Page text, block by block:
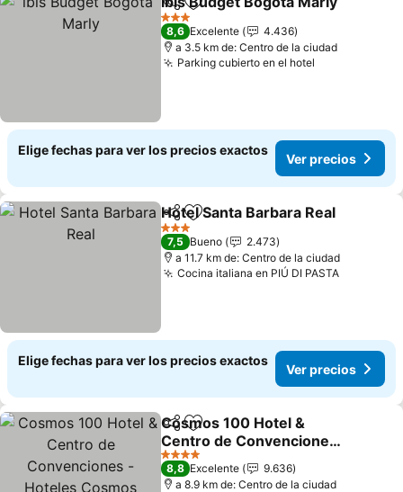
CompartirAgregar a favoritos
3 Estrellas
8,6 Excelente
4.436
a 3.5 km de: Centro de la ciudad
Parking cubierto en el hotel
Elige fechas para ver los precios exactos
Ver precios
CompartirAgregar a favoritos
Hotel Santa Barbara Real
3 Estrellas
7,5 Bueno
2.473
a 11.7 km de: Centro de la ciudad
Cocina italiana en PIÚ DI PASTAVer
Elige fechas para ver los precios exactos
Ver precios
CompartirAgregar a favoritos
Cosmos 100 Hotel &
Centro de Convenciones
- Hoteles Cosmos
Ver precios
4 Estrellas
8,8 Excelente
9.636
a 8.9 km de: Centro de la ciudad